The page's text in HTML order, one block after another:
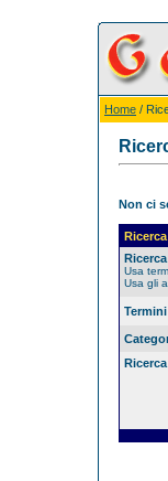
Home /
Non ci
Ricerca
Usa
Usa gli